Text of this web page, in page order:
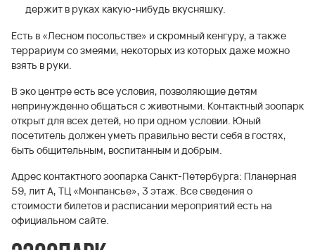
держит в руках какую-нибудь вкусняшку.
Есть в «Лесном посольстве» и скромный кенгуру, а также
террариум со змеями, некоторых из которых даже можно
взять в руки.
В эко центре есть все условия, позволяющие детям
непринужденно общаться с животными. Контактный зоопарк
открыт для всех детей, но при одном условии. Юный
посетитель должен уметь правильно вести себя в гостях,
быть общительным, воспитанным и добрым.
Адрес контактного зоопарка Санкт-Петербурга: Планерная
59, лит А, ТЦ «Монпансье», 3 этаж. Все сведения о
стоимости билетов и расписании мероприятий есть на
официальном сайте.